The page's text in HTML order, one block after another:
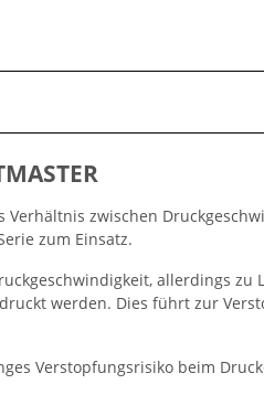
zwischen
zum Einsatz.
allerdings zu
werden. Dies führt zur
Verstopfungsrisiko beim